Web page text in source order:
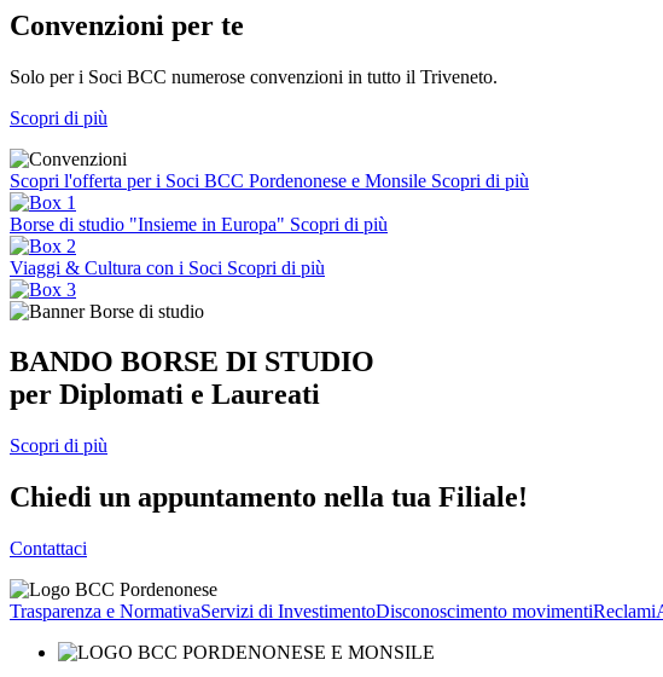
Convenzioni per te
Solo per i Soci BCC numerose convenzioni in tutto il Triveneto.
Scopri di più
Scopri l'offerta per i Soci BCC Pordenonese e Monsile Scopri di più
Borse di studio "Insieme in Europa" Scopri di più
Viaggi & Cultura con i Soci Scopri di più
BANDO BORSE DI STUDIO
per Diplomati e Laureati
Scopri di più
Chiedi un appuntamento nella tua Filiale!
Contattaci
Trasparenza e NormativaServizi di InvestimentoDisconoscimento movimentiReclami